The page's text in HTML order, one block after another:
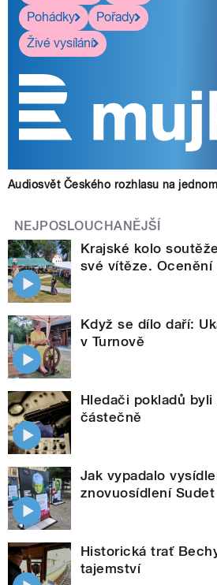
Pohádky
Pořady
Živé vysílání
Audiosvět Českého rozhlasu na
NEJPOSLOUCHANĚJŠÍ
Krajské kolo
své vítěze.
Když se dílo daří:
v Turnově
Hledači pokladů
částečně
Jak vypadalo
znovuosídlení
Historická trať
tajemství